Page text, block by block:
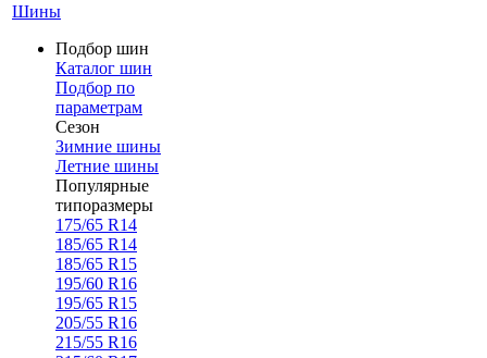
Шины
Подбор шин
Каталог шин
Подбор по
параметрам
Сезон
Зимние шины
Летние шины
Популярные
типоразмеры
175/65 R14
185/65 R14
185/65 R15
195/60 R16
195/65 R15
205/55 R16
215/55 R16